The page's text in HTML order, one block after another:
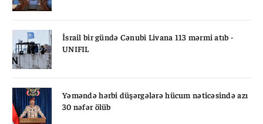
İsrail bir gündə Cənubi Livana 113 mərmi atıb -
UNIFIL
Yəməndə hərbi düşərgələrə hücum nəticəsində azı
30 nəfər ölüb